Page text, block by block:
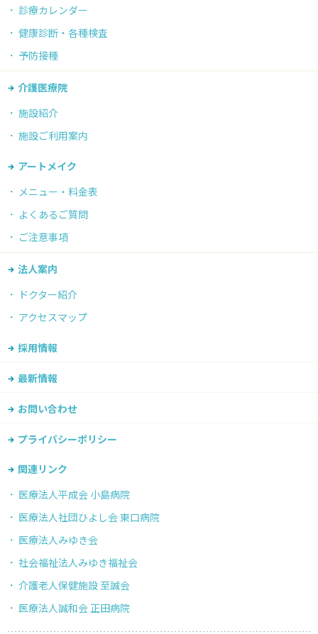
診療カレンダー
健康診断・各種検査
予防接種
介護医療院
施設紹介
施設ご利用案内
アートメイク
メニュー・料金表
よくあるご質問
ご注意事項
法人案内
ドクター紹介
アクセスマップ
採用情報
最新情報
お問い合わせ
プライバシーポリシー
関連リンク
医療法人平成会 小島病院
医療法人社団ひよし会 東口病院
医療法人みゆき会
社会福祉法人みゆき福祉会
介護老人保健施設 至誠会
医療法人誠和会 正田病院